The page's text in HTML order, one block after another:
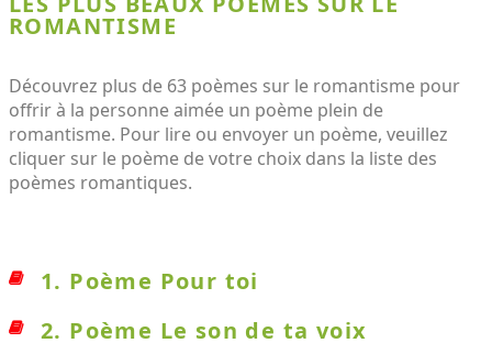
ROMANTISME
Découvrez plus de 63 poèmes sur le romantisme pour
offrir à la personne aimée un poème plein de
romantisme. Pour lire ou envoyer un poème, veuillez
cliquer sur le poème de votre choix dans la liste des
poèmes romantiques.
1. Poème Pour toi
2. Poème Le son de ta voix